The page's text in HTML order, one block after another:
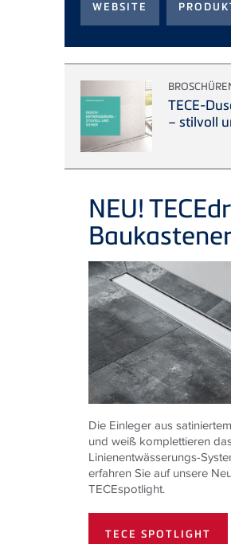
TECE-
– stilvoll
NEU!TECE
Die Einleger aus
und weiß komplettieren
Linienentwässerungs-
erfahren Sie auf unsere
TECEspotlight.
TECE SPOTLIGHT